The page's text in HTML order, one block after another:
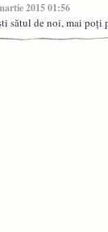
2015 01:56
sătul de noi, mai poţi